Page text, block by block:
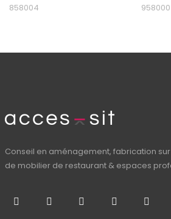
858004
958000
Conseil en aménagement, fabrication
de mobilier de restaurant & espaces